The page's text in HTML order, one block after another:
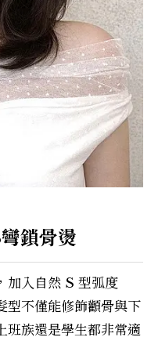
鎖骨燙
加入自然 S 型弧度
型不僅能修飾顴骨與下
班族還是學生都非常適